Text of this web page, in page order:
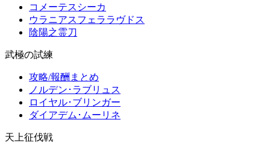
コメーテスシーカ
ウラニアスフェララヴドス
陰陽之霊刀
武極の試練
攻略/報酬まとめ
ノルデン･ラブリュス
ロイヤル･ブリンガー
ダイアデム･ムーリネ
天上征伐戦